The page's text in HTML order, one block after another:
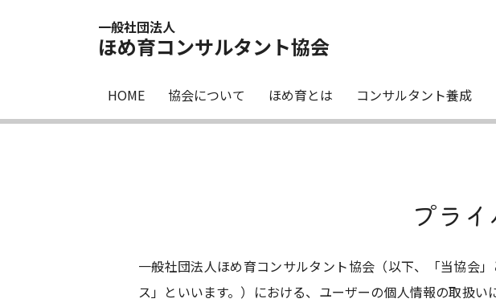
一般社団法人
ほめ育コンサルタント協会
HOME 協会について ほめ育とは コンサルタント養成
プラ
一般社団法人ほめ育コンサルタント協会（以下、「当協会
ス」といいます。）における、ユーザーの個人情報の取扱